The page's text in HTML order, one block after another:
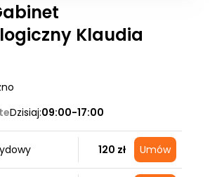
Klaudia
Dzisiaj:09:00-17:00
120 zł Umów